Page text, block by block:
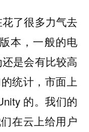
了很多力气去
本，一般的电
是会有比较高
统计，市面上
的。我们的
在云上给用户